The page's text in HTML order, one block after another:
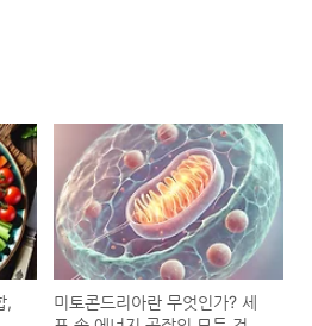
,
미토콘드리아란 무엇인가? 세